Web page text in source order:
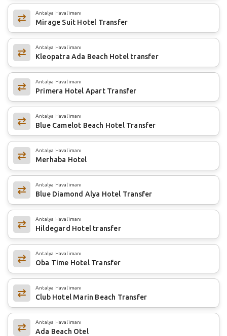
Antalya Havalimanı
Mirage Suit Hotel Transfer
Antalya Havalimanı
Kleopatra Ada Beach Hotel transfer
Antalya Havalimanı
Primera Hotel Apart Transfer
Antalya Havalimanı
Blue Camelot Beach Hotel Transfer
Antalya Havalimanı
Merhaba Hotel
Antalya Havalimanı
Blue Diamond Alya Hotel Transfer
Antalya Havalimanı
Hildegard Hotel transfer
Antalya Havalimanı
Oba Time Hotel Transfer
Antalya Havalimanı
Club Hotel Marin Beach Transfer
Antalya Havalimanı
Ada Beach Otel